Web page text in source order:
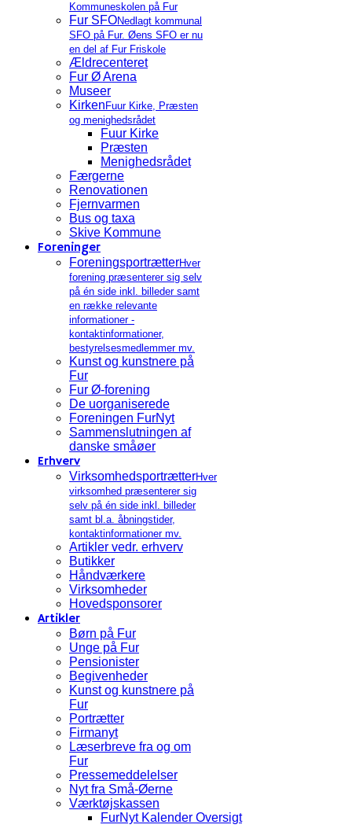
Kommuneskolen på Fur
Fur SFONedlagt kommunal
SFO på Fur. Øens SFO er nu
en del af Fur Friskole
Ældrecenteret
Fur Ø Arena
Museer
Kirken Fuur Kirke, Præsten
og menighedsrådet
Fuur Kirke
Præsten
Menighedsrådet
Færgerne
Renovationen
Fjernvarmen
Bus og taxa
Skive Kommune
Foreninger
ForeningsportrætterHver
forening præsenterer sig selv
på én side inkl. billeder samt
en række relevante
informationer -
kontaktinformationer,
bestyrelsesmedlemmer mv.
Kunst og kunstnere på
Fur
Fur Ø-forening
De uorganiserede
Foreningen FurNyt
Sammenslutningen af
danske småøer
Erhverv
VirksomhedsportrætterHver
virksomhed præsenterer sig
selv på én side inkl. billeder
samt bl.a. åbningstider,
kontaktinformationer mv.
Artikler vedr. erhverv
Butikker
Håndværkere
Virksomheder
Hovedsponsorer
Artikler
Børn på Fur
Unge på Fur
Pensionister
Begivenheder
Kunst og kunstnere på
Fur
Portrætter
Firmanyt
Læserbreve fra og om
Fur
Pressemeddelelser
Nyt fra Små-Øerne
Værktøjskassen
FurNyt Kalender Oversigt